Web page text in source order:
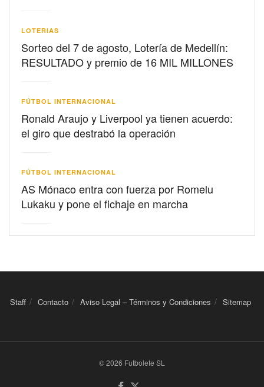
LOTERIAS
Sorteo del 7 de agosto, Lotería de Medellín:
RESULTADO y premio de 16 MIL MILLONES
FÚTBOL INTERNACIONAL
Ronald Araujo y Liverpool ya tienen acuerdo:
el giro que destrabó la operación
FÚTBOL INTERNACIONAL
AS Mónaco entra con fuerza por Romelu
Lukaku y pone el fichaje en marcha
Staff Contacto Aviso Legal – Términos y Condiciones Sitemap
© 2026 Futbolete SL